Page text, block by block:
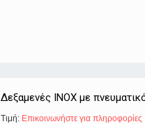
Δεξαμενές ΙΝΟΧ με
Τιμή: Eπικοινωνήστε για πληροφορίες